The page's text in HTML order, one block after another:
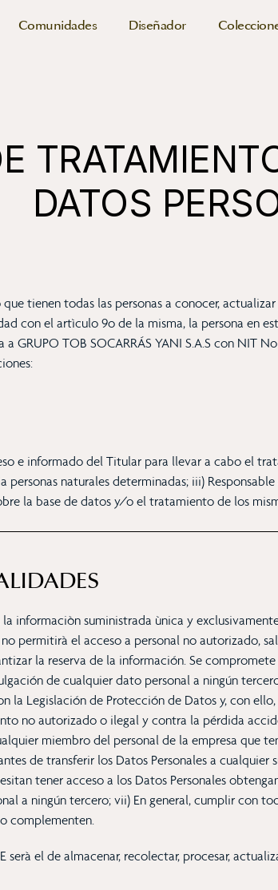
Comunidades Diseñador
DATOS
tienen todas las personas a conocer,
con el artìculo 9o de la misma, la persona en
TOB SOCARRÁS YANI S.A.S con NIT
e informado del Titular para llevar a cabo el
personas naturales determinadas; iii)
la base de datos y/o el tratamiento de los
la informaciòn suministrada ùnica y
permitirà el acceso a personal no autorizado,
la reserva de la información. Se
de cualquier dato personal a ningún
la Legislación de Protección de Datos y, con
no autorizado o ilegal y contra la pérdida
miembro del personal de la empresa que
de transferir los Datos Personales a cualquier
tener acceso a los Datos Personales
a ningún tercero; vii) En general, cumplir con
complementen.
serà el de almacenar, recolectar, procesar,